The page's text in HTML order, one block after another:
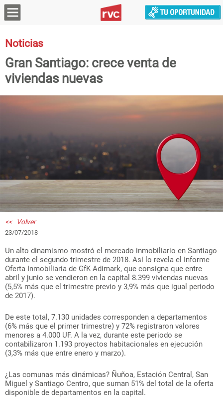
Noticias
Gran Santiago: crece venta de
viviendas nuevas
<< Volver
23/07/2018
Un alto dinamismo mostró el mercado inmobiliario en Santiago
durante el segundo trimestre de 2018. Así lo revela el Informe
Oferta Inmobiliaria de GfK Adimark, que consigna que entre
abril y junio se vendieron en la capital 8.399 viviendas nuevas
(5,5% más que el trimestre previo y 3,9% más que igual periodo
de 2017).
De este total, 7.130 unidades corresponden a departamentos
(6% más que el primer trimestre) y 72% registraron valores
menores a 4.000 UF. A la vez, durante este periodo se
contabilizaron 1.193 proyectos habitacionales en ejecución
(3,3% más que entre enero y marzo).
¿Las comunas más dinámicas? Ñuñoa, Estación Central, San
Miguel y Santiago Centro, que suman 51% del total de la oferta
disponible de departamentos en la capital.